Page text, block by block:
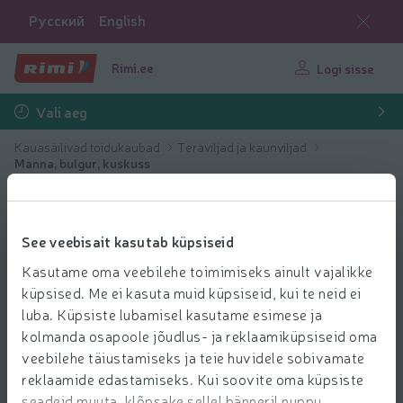
See veebisait kasutab küpsiseid
Kasutame oma veebilehe toimimiseks ainult vajalikke
küpsised. Me ei kasuta muid küpsiseid, kui te neid ei
luba. Küpsiste lubamisel kasutame esimese ja
kolmanda osapoole jõudlus- ja reklaamiküpsiseid oma
veebilehe täiustamiseks ja teie huvidele sobivamate
reklaamide edastamiseks. Kui soovite oma küpsiste
Русский English
Rimi.ee Logi sisse
Vali aeg
Kauasäilivad toidukaubad
Teraviljad ja kaunviljad
Manna, bulgur, kuskuss